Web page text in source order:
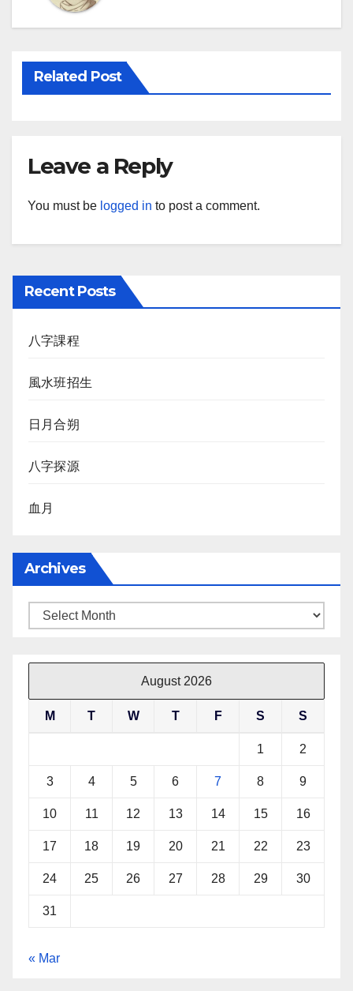
Related Post
Leave a Reply
You must be logged in to post a comment.
Recent Posts
八字課程
風水班招生
日月合朔
八字探源
血月
Archives
Archives
August 2026
M T W T F S S
1 2
3 4 5 6 7 8 9
10 11 12 13 14 15 16
17 18 19 20 21 22 23
24 25 26 27 28 29 30
31
« Mar